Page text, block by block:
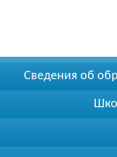
Сведения об